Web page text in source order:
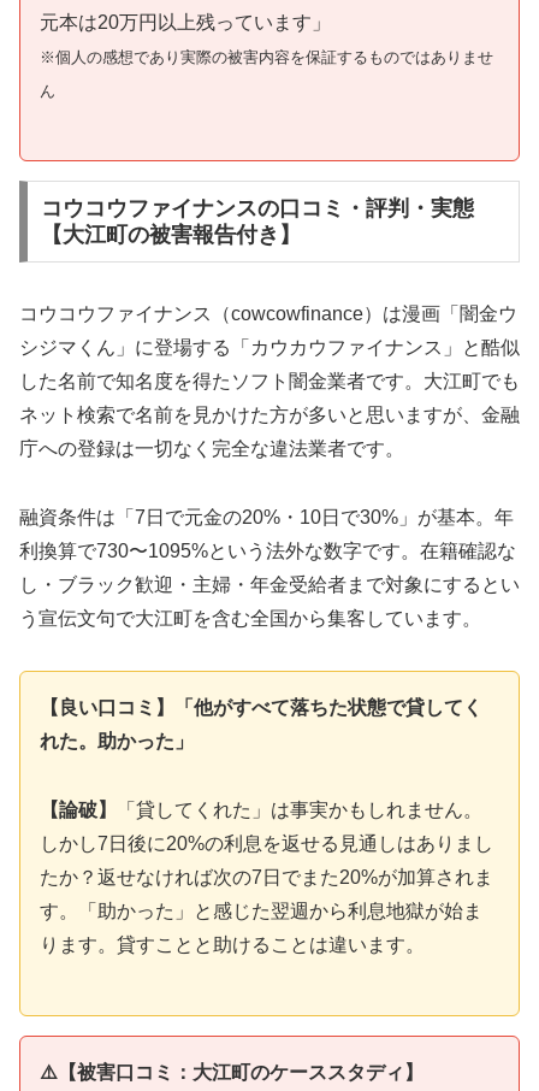
元本は20万円以上残っています」
※個人の感想であり実際の被害内容を保証するものではありませ
ん
コウコウファイナンスの口コミ・評判・実態
【大江町の被害報告付き】
コウコウファイナンス（cowcowfinance）は漫画「闇金ウ
シジマくん」に登場する「カウカウファイナンス」と酷似
した名前で知名度を得たソフト闇金業者です。大江町でも
ネット検索で名前を見かけた方が多いと思いますが、金融
庁への登録は一切なく完全な違法業者です。
融資条件は「7日で元金の20%・10日で30%」が基本。年
利換算で730〜1095%という法外な数字です。在籍確認な
し・ブラック歓迎・主婦・年金受給者まで対象にするとい
う宣伝文句で大江町を含む全国から集客しています。
【良い口コミ】「他がすべて落ちた状態で貸してく
れた。助かった」
【論破】
「貸してくれた」は事実かもしれません。
しかし7日後に20%の利息を返せる見通しはありまし
たか？返せなければ次の7日でまた20%が加算されま
す。「助かった」と感じた翌週から利息地獄が始ま
ります。貸すことと助けることは違います。
⚠️【被害口コミ：大江町のケーススタディ】